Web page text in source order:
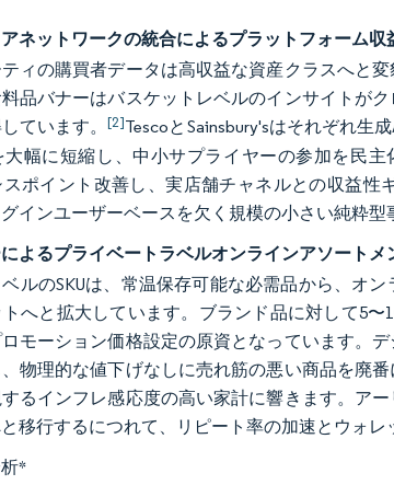
ネットワークの統合によるプラットフォーム収
ィの購買者データは高収益な資産クラスへと
品バナーはバスケットレベルのインサイトが
ています。[2]TescoとSainsbury'sはそれぞれ生
大幅に短縮し、中小サプライヤーの参加を民
スポイント改善し、実店舗チャネルとの収益
インユーザーベースを欠く規模の小さい純粋型
よるプライベートラベルオンラインアソートメ
ルのSKUは、常温保存可能な必需品から、オ
へと拡大しています。ブランド品に対して5
モーション価格設定の原資となっています。
物理的な値下げなしに売れ筋の悪い商品を廃
るインフレ感応度の高い家計に響きます。ア
移行するにつれて、リピート率の加速とウォレ
*